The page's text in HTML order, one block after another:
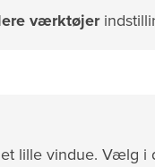
værktøjer
lille vindue. Vælg i